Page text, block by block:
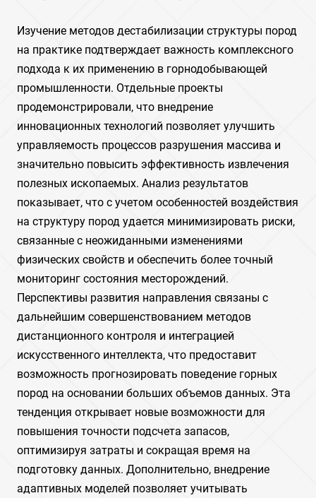
Изучение методов дестабилизации структуры пород
на практике подтверждает важность комплексного
подхода к их применению в горнодобывающей
промышленности. Отдельные проекты
продемонстрировали, что внедрение
инновационных технологий позволяет улучшить
управляемость процессов разрушения массива и
значительно повысить эффективность извлечения
полезных ископаемых. Анализ результатов
показывает, что с учетом особенностей воздействия
на структуру пород удается минимизировать риски,
связанные с неожиданными изменениями
физических свойств и обеспечить более точный
мониторинг состояния месторождений.
Перспективы развития направления связаны с
дальнейшим совершенствованием методов
дистанционного контроля и интеграцией
искусственного интеллекта, что предоставит
возможность прогнозировать поведение горных
пород на основании больших объемов данных. Эта
тенденция открывает новые возможности для
повышения точности подсчета запасов,
оптимизируя затраты и сокращая время на
подготовку данных. Дополнительно, внедрение
адаптивных моделей позволяет учитывать